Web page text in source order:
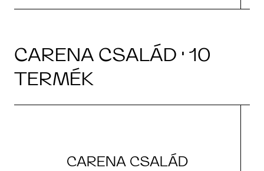
CARENA CSALÁD · 10
TERMÉK
CARENA CSALÁD